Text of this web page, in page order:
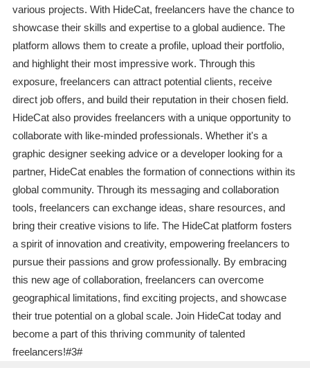
various projects. With HideCat, freelancers have the chance to
showcase their skills and expertise to a global audience. The
platform allows them to create a profile, upload their portfolio,
and highlight their most impressive work. Through this
exposure, freelancers can attract potential clients, receive
direct job offers, and build their reputation in their chosen field.
HideCat also provides freelancers with a unique opportunity to
collaborate with like-minded professionals. Whether it's a
graphic designer seeking advice or a developer looking for a
partner, HideCat enables the formation of connections within its
global community. Through its messaging and collaboration
tools, freelancers can exchange ideas, share resources, and
bring their creative visions to life. The HideCat platform fosters
a spirit of innovation and creativity, empowering freelancers to
pursue their passions and grow professionally. By embracing
this new age of collaboration, freelancers can overcome
geographical limitations, find exciting projects, and showcase
their true potential on a global scale. Join HideCat today and
become a part of this thriving community of talented
freelancers!#3#